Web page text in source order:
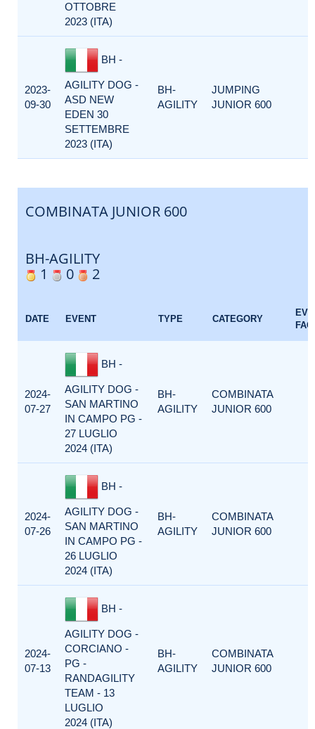
OTTOBRE
2023 (ITA)
2023-
09-30
BH -
AGILITY DOG -
ASD NEW
EDEN 30
SETTEMBRE
2023 (ITA)
BH-
AGILITY
JUMPING
JUNIOR 600
COMBINATA JUNIOR 600
BH-AGILITY
1
0 2
DATE EVENT TYPE CATEGORY
2024-
07-27
BH -
AGILITY DOG -
SAN MARTINO
IN CAMPO PG -
27 LUGLIO
2024 (ITA)
BH-
AGILITY
COMBINATA
JUNIOR 600
2024-
07-26
BH -
AGILITY DOG -
SAN MARTINO
IN CAMPO PG -
26 LUGLIO
2024 (ITA)
BH-
AGILITY
COMBINATA
JUNIOR 600
2024-
07-13
BH -
AGILITY DOG -
CORCIANO -
PG -
RANDAGILITY
TEAM - 13
LUGLIO
2024 (ITA)
BH-
AGILITY
COMBINATA
JUNIOR 600